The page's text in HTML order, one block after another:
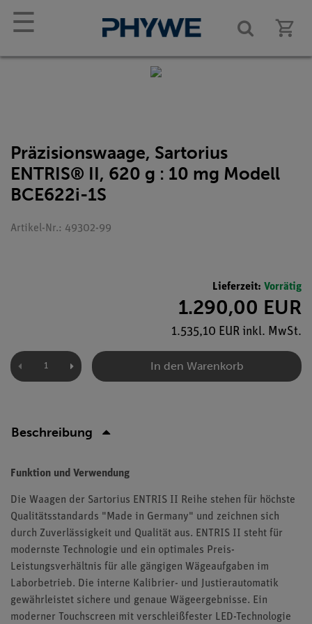
☰
Präzisionswaage, Sartorius
ENTRIS® II, 620 g : 10 mg Modell
BCE622i-1S
Artikel-Nr.: 49302-99
Lieferzeit: Vorrätig
1.290,00 EUR
1.535,10 EUR inkl. MwSt.
In den Warenkorb
Beschreibung
Funktion und Verwendung
Die Waagen der Sartorius ENTRIS II Reihe stehen für höchste
Qualitätsstandards "Made in Germany" und zeichnen sich
durch Zuverlässigkeit und Qualität aus. ENTRIS II steht für
modernste Technologie und ein optimales Preis-
Leistungsverhältnis für alle gängigen Wägeaufgaben im
Laborbetrieb. Die interne Kalibrier- und Justierautomatik
gewährleistet sichere und genaue Wägeergebnisse. Ein
moderner Touchscreen mit verschleißfester LED-Technologie